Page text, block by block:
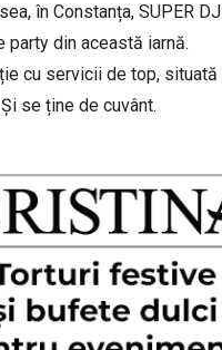
în Constanța, SUPER
party din această iarnă.
cu servicii de top,
se ține de cuvânt.